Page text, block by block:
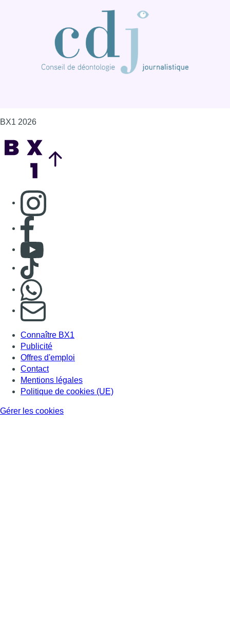
BX1 2026
Consulter page Instagram
Consulter page Facebook
Consulter Youtube
Consulter TikTok
S'abonner à notre newsletter
Connaître BX1
Publicité
Offres d'emploi
Contact
Mentions légales
Politique de cookies (UE)
Gérer les cookies